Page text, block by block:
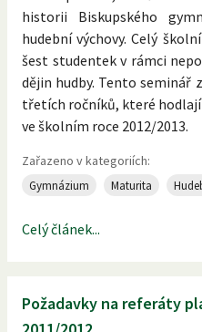
historii Biskupského
hudební výchovy. Celý
šest studentek v rámci
dějin hudby. Tento seminář
třetích ročníků, které
ve školním roce 2012/2013.
Zařazeno v kategoriích:
Gymnázium Maturita
Celý článek...
Požadavky na referáty